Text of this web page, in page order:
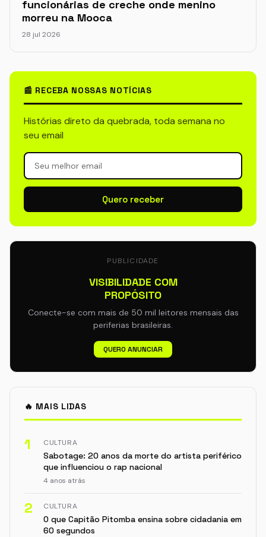
funcionárias de creche onde menino
morreu na Mooca
28 jul 2026
📰 RECEBA NOSSAS NOTÍCIAS
Histórias direto da quebrada, toda semana no
seu email
Quero receber
PUBLICIDADE
VISIBILIDADE COM
PROPÓSITO
Conecte-se com mais de 50 mil leitores mensais das
periferias brasileiras.
QUERO ANUNCIAR
🔥 MAIS LIDAS
1 CULTURA
Sabotage: 20 anos da morte do artista periférico
que influenciou o rap nacional
4 anos atrás
2 CULTURA
O que Capitão Pitomba ensina sobre cidadania em
60 segundos